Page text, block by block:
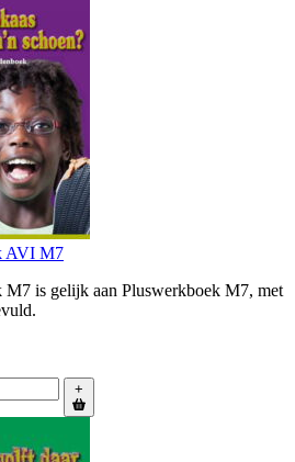
AVI M7
M7 is gelijk aan Pluswerkboek M7, met
+